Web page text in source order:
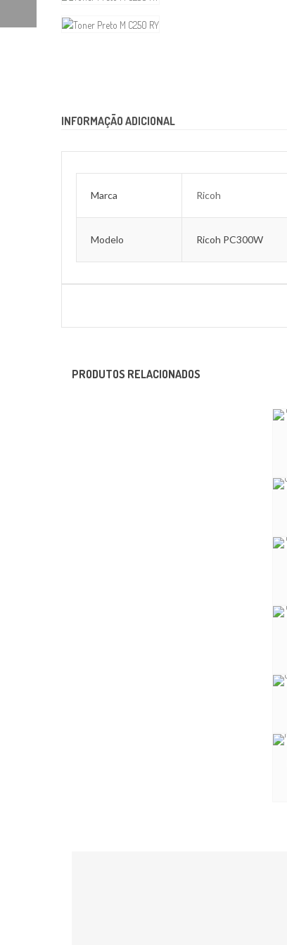
INFORMAÇÃO ADICIONAL
Marca Ricoh
Modelo Ricoh PC300W
PRODUTOS RELACIONADOS